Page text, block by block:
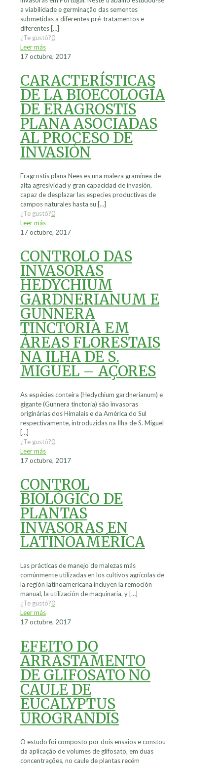
a viabilidade e germinação das sementes
submetidas a diferentes pré-tratamentos e
diferentes […]
¿Te gustó?0
Leer más
17 octubre, 2017
CARACTERÍSTICAS
DE LA BIOECOLOGÍA
DE ERAGROSTIS
PLANA ASOCIADAS
AL PROCESO DE
INVASIÓN
Eragrostis plana Nees es una maleza gramínea de
alta agresividad y gran capacidad de invasión,
capaz de desplazar las especies productivas de
campos naturales hasta su […]
¿Te gustó?0
Leer más
17 octubre, 2017
CONTROLO DAS
INVASORAS
HEDYCHIUM
GARDNERIANUM E
GUNNERA
TINCTORIA EM
ÁREAS FLORESTAIS
NA ILHA DE S.
MIGUEL – AÇORES
As espécies conteira (Hedychium gardnerianum) e
gigante (Gunnera tinctoria) são invasoras
originárias dos Himalais e da América do Sul
respectivamente, introduzidas na Ilha de S. Miguel
[…]
¿Te gustó?0
Leer más
17 octubre, 2017
CONTROL
BIOLÓGICO DE
PLANTAS
INVASORAS EN
LATINOAMÉRICA
Las prácticas de manejo de malezas más
comúnmente utilizadas en los cultivos agrícolas de
la región latinoamericana incluyen la remoción
manual, la utilización de maquinaria, y […]
¿Te gustó?0
Leer más
17 octubre, 2017
EFEITO DO
ARRASTAMENTO
DE GLIFOSATO NO
CAULE DE
EUCALYPTUS
UROGRANDIS
O estudo foi composto por dois ensaios e constou
da aplicação de volumes de glifosato, em duas
concentrações, no caule de plantas recém